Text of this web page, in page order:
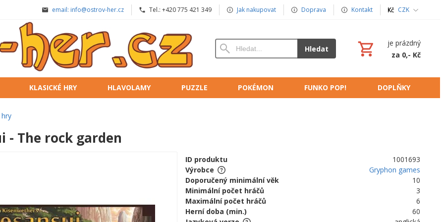
email: info@ostrov-her.cz Tel.: +420 775 421 349 Jak nakupovat Doprava Kontakt CZK
Hledat
je prázdný
za 0,- Kč
KLASICKÉ HRY HLAVOLAMY PUZZLE POKÉMON FUNKO POP! DOPLŇKY
- The rock garden
ID produktu
1001693
Výrobce
Gryphon games
Doporučený minimální věk
10
Minimální počet hráčů
3
Maximální počet hráčů
6
Herní doba (min.)
60